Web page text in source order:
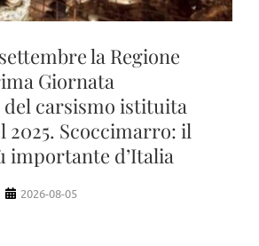
la Regione
Giornata
carsismo istituita
2025. Scoccimarro: il
d’Italia
2026-08-05